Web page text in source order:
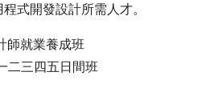
式開發設計所需人才。
師就業養成班
二三四五日間班